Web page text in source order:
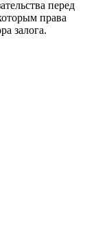
перед
права
залога.